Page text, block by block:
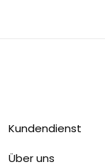
Kundendienst
Über uns